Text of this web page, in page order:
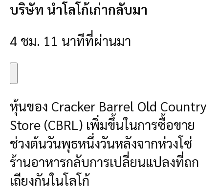
บริษัท นำโลโก้เก่ากลับมา
4 ชม. 11 นาทีที่ผ่านมา
หุ้นของ Cracker Barrel Old Country
Store (CBRL) เพิ่มขึ้นในการซื้อขาย
ช่วงต้นวันพุธหนึ่งวันหลังจากห่วงโซ่
ร้านอาหารกลับการเปลี่ยนแปลงที่ถก
เถียงกันในโลโก้